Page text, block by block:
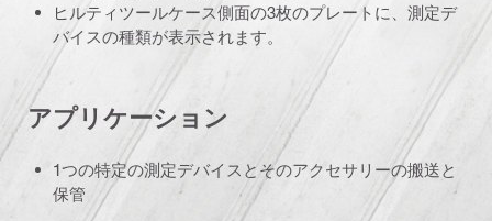
ヒルティツールケース側面の3枚のプレートに、測定デ
バイスの種類が表示されます。
アプリケーション
1つの特定の測定デバイスとそのアクセサリーの搬送と
保管